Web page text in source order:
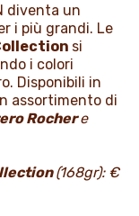
diventa un
i più grandi. Le
si
i colori
Disponibili in
assortimento di
Rochere
(168gr): €